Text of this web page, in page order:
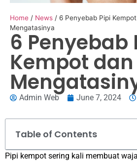
Home / News / 6 Penyebab Pipi
Mengatasinya
6 Penyebab
Kempot
Admin Web June 7, 2024
Table of Contents
Pipi kempot sering kali membuat